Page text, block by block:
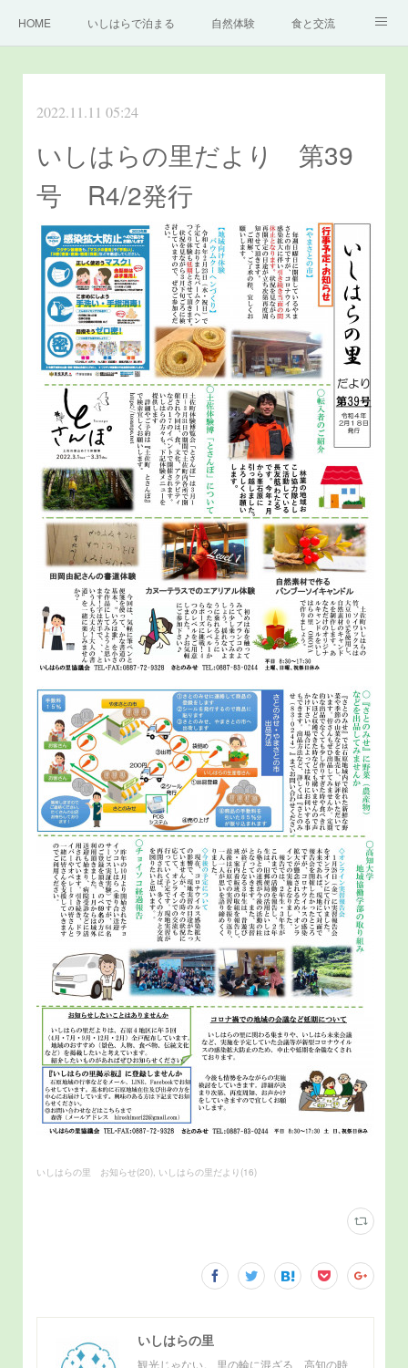
HOME いしはらで泊まる 自然体験 食と交流
お問い合わせ
2022.11.11 05:24
いしはらの里だより 第39
号 R4/2発行
いしはらの里 お知らせ(20) いしはらの里だより (16)
いしはらの里
観光じゃない。 里の輪に混ざる、高知の時